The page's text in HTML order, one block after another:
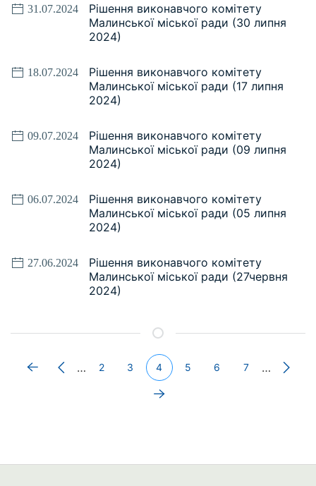
31.07.2024
Рішення виконавчого комітету
Малинської міської ради (30 липня
2024)
18.07.2024
Рішення виконавчого комітету
Малинської міської ради (17 липня
2024)
09.07.2024
Рішення виконавчого комітету
Малинської міської ради (09 липня
2024)
06.07.2024
Рішення виконавчого комітету
Малинської міської ради (05 липня
2024)
27.06.2024
Рішення виконавчого комітету
Малинської міської ради (27червня
2024)
… 2 3 4 5 6 7 …